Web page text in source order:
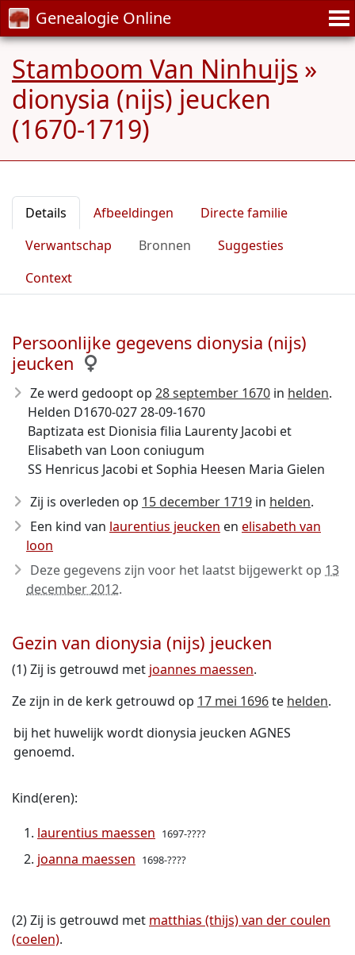
Genealogie Online
Stamboom Van Ninhuijs »
dionysia (nijs) jeucken
(1670-1719)
Details Afbeeldingen
Directe familie
Verwantschap
Bronnen
Suggesties
Context
Persoonlijke gegevens dionysia (nijs)
jeucken
Ze werd gedoopt op 28 september 1670 in helden.
Helden D1670-027 28-09-1670
Baptizata est Dionisia filia Laurenty Jacobi et
Elisabeth van Loon coniugum
SS Henricus Jacobi et Sophia Heesen Maria Gielen
Zij is overleden op 15 december 1719 in helden.
Een kind van laurentius jeucken en elisabeth van
loon
Deze gegevens zijn voor het laatst bijgewerkt op 13
december 2012.
Gezin van dionysia (nijs) jeucken
(1) Zij is getrouwd met joannes maessen.
Ze zijn in de kerk getrouwd op 17 mei 1696te helden.
bij het huwelijk wordt dionysia jeucken AGNES
genoemd.
Kind(eren):
laurentius maessen 1697-????
joanna maessen 1698-????
(2) Zij is getrouwd met matthias (thijs) van der coulen
(coelen).